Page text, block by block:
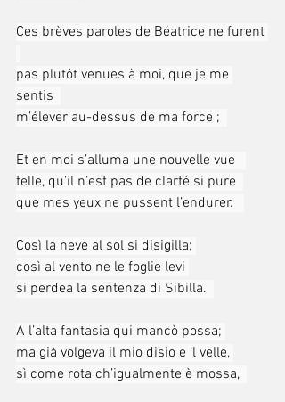
Ces brèves paroles de Béatrice ne furent
pas plutôt venues à moi, que je me
sentis
m’élever au-dessus de ma force ;
Et en moi s’alluma une nouvelle vue
telle, qu’il n’est pas de clarté si pure
que mes yeux ne pussent l’endurer.
Così la neve al sol si disigilla;
così al vento ne le foglie levi
si perdea la sentenza di Sibilla.
A l’alta fantasia qui mancò possa;
ma già volgeva il mio disio e ‘l velle,
sì come rota ch’igualmente è mossa,